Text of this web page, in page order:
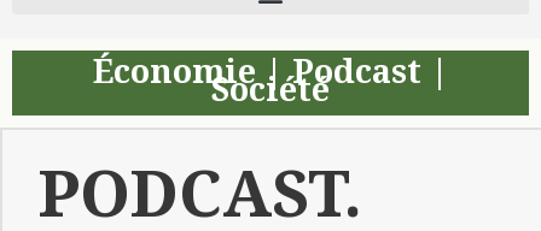
Économie|Podcast
Société
PODCAST.